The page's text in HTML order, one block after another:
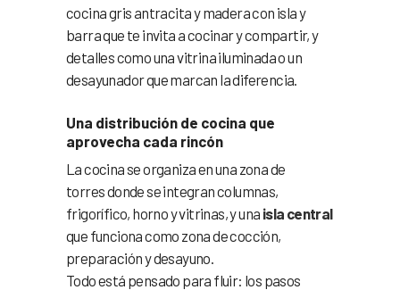
cocina gris antracita y madera con isla y
barra que te invita a cocinar y compartir, y
detalles como una vitrina iluminada o un
desayunador que marcan la diferencia.
Una distribución de cocina que
aprovecha cada rincón
La cocina se organiza en una zona de
torres donde se integran columnas,
frigorífico, horno y vitrinas, y una isla central
que funciona como zona de cocción,
preparación y desayuno.
Todo está pensado para fluir: los pasos